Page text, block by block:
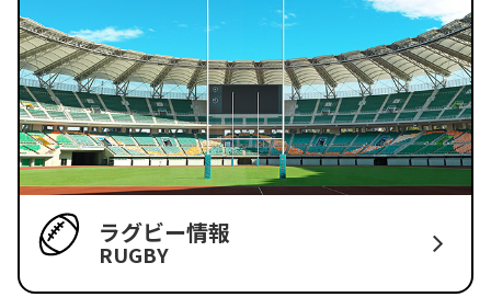
ラグビー情報
RUGBY